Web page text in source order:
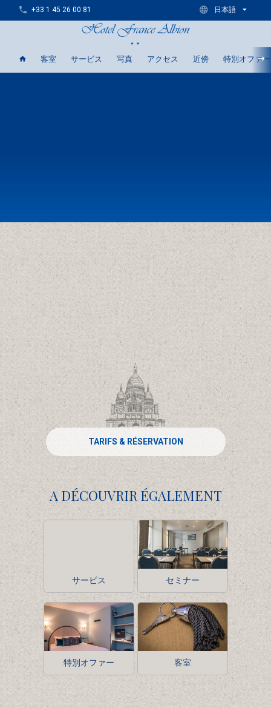
客室 サービス 写真 アクセス 近傍 特別オファー
+33 1 45 26 00 81 日本語
TARIFS & RÉSERVATION
A DÉCOUVRIR ÉGALEMENT
サービス セミナー
特別オファー 客室